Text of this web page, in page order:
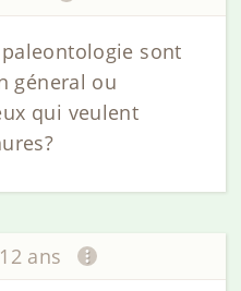
sont
géneral ou
qui veulent
ans